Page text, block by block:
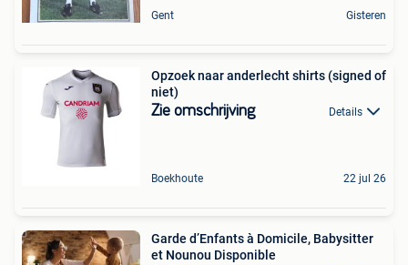
Gent Gisteren
Opzoek naar anderlecht shirts (signed of
niet)
Zie omschrijving Details
Boekhoute 22 jul 26
Garde d’Enfants à Domicile, Babysitter
et Nounou Disponible